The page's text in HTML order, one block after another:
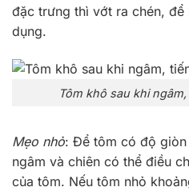
đặc trưng thì vớt ra chén,
dụng.
Tôm khô sau khi
Mẹo nhỏ: Để tôm có độ
ngâm và chiên có thể điều
của tôm. Nếu tôm nhỏ